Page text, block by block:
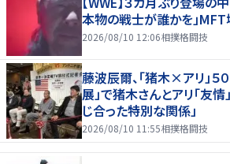
本物の戦士が誰かを」
2026/08/10 12:06相撲格闘技
藤波辰爾、「猪木×アリ」５
展」で猪木さんとアリ「友
じ合った特別な関係」
2026/08/10 11:55相撲格闘技